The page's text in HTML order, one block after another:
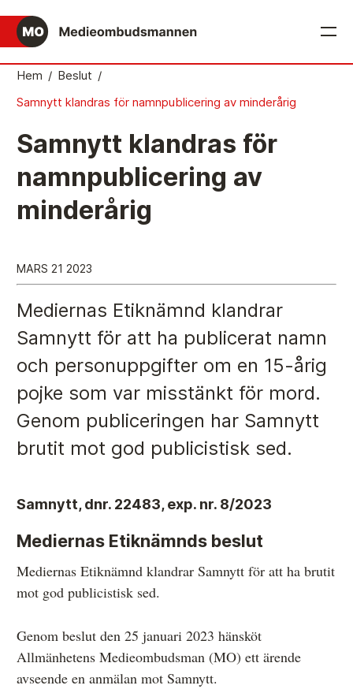
Det medieetiska systemet
Så här jobbar Medieombudsmannen
Mediernas Etiknämnd fattar de avgörande besluten
Publicitetsreglerna – grunden i det medieetiska
systemet
Vill du ansluta till det medieetiska systemet?
Medieetikens historia
Instruktion för Allmänhetens Medieombudsman
Anmälan och beslut
De senaste besluten
Så här gör du en anmälan
Fyll i din anmälan
Regler för medier i processen hos MO
Här är medierna som MO kan pröva
Hela listan över frivilligt anslutna medier
Skillnaden mellan Granskningsnämnden och MO
Hem / Beslut /
Samnytt klandras för namnpublicering av minderårig
Samnytt klandras för
namnpublicering av
minderårig
MARS 21 2023
Mediernas Etiknämnd klandrar
Samnytt för att ha publicerat namn
och personuppgifter om en 15-årig
pojke som var misstänkt för mord.
Genom publiceringen har Samnytt
brutit mot god publicistisk sed.
Samnytt, dnr. 22483, exp. nr. 8/2023
Mediernas Etiknämnds beslut
Mediernas Etiknämnd klandrar Samnytt för att ha brutit
mot god publi­cistisk sed.
Genom beslut den 25 januari 2023 hänsköt
Allmänhetens Medieombudsman (MO) ett ärende
avseende en anmälan mot Samnytt.